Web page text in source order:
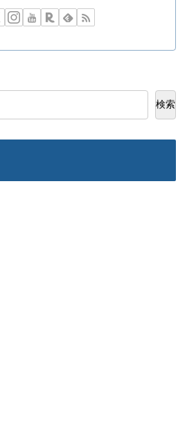
検索